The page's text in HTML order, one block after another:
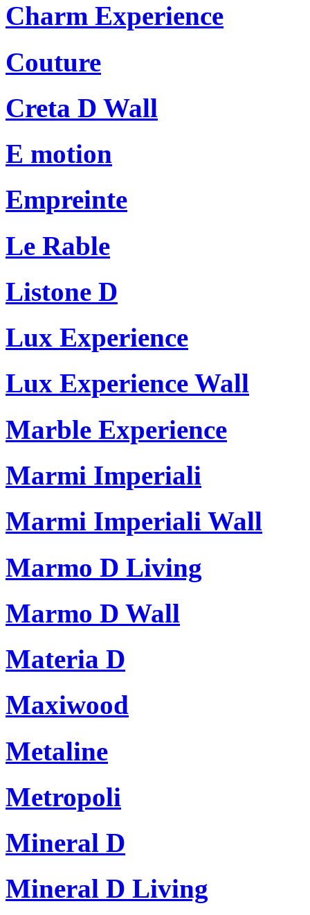
Charm Experience
Couture
Creta D Wall
E motion
Empreinte
Le Rable
Listone D
Lux Experience
Lux Experience Wall
Marble Experience
Marmi Imperiali
Marmi Imperiali Wall
Marmo D Living
Marmo D Wall
Materia D
Maxiwood
Metaline
Metropoli
Mineral D
Mineral D Living